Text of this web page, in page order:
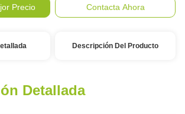
Precio Contacta Ahora
Descripción Del Producto
Detallada